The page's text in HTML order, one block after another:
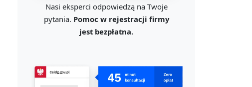
Nasi eksperci odpowiedzą na Twoje
pytania. Pomoc w rejestracji firmy
jest bezpłatna.